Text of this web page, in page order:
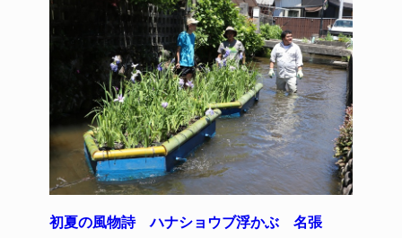
初夏の風物詩 ハナショウブ浮かぶ 名張